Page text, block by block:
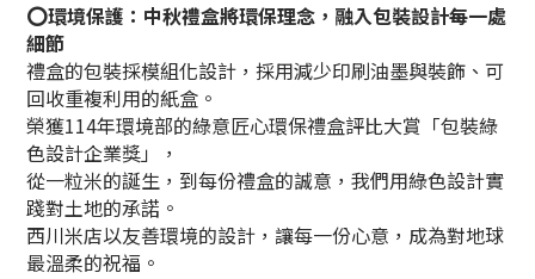
⭕環境保護：中秋禮盒將環保理念，融入包裝設計每一處
細節
禮盒的包裝採模組化設計，採用減少印刷油墨與裝飾、可
回收重複利用的紙盒。
榮獲114年環境部的綠意匠心環保禮盒評比大賞「包裝綠
色設計企業獎」，
從一粒米的誕生，到每份禮盒的誠意，我們用綠色設計實
踐對土地的承諾。
西川米店以友善環境的設計，讓每一份心意，成為對地球
最溫柔的祝福。